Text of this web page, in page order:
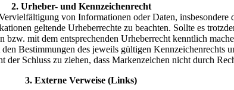
2. Urheber- und Kennzeichenrecht
von Informationen oder Daten,
geltende Urheberrechte zu beachten. Sollte es
mit dem entsprechenden Urheberrecht kenntlich
Bestimmungen des jeweils gültigen Kennzeichenrechts
Schluss zu ziehen, dass Markenzeichen nicht durch
3. Externe Verweise (Links)